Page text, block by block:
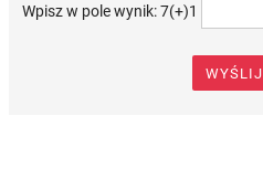
Wpisz w pole wynik: 7(+)1
WYŚLIJ